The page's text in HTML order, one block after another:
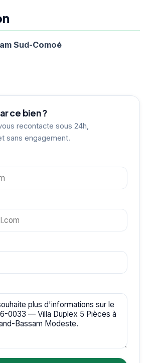
Sud-Comoé
ce bien ?
recontacte sous 24h,
sans engagement.